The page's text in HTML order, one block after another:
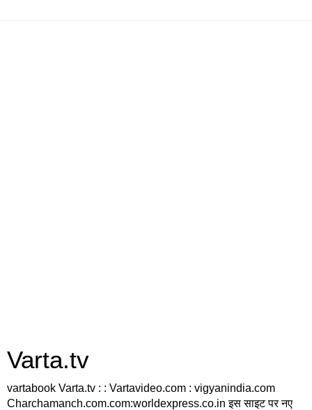
Varta.tv
vartabook Varta.tv : : Vartavideo.com : vigyanindia.com
Charchamanch.com.com:worldexpress.co.in इस साइट पर नए